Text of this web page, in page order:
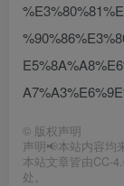
© 版权声明
声明📢本站内容均
本站文章皆由CC-
处。